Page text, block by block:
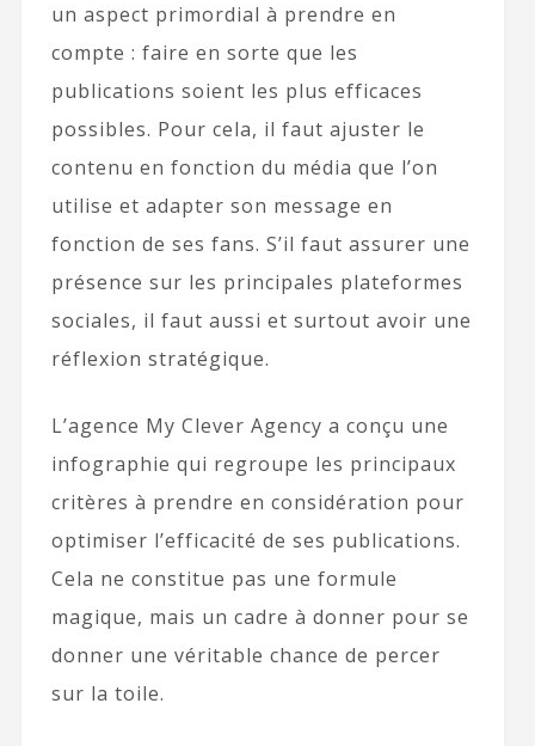
un aspect primordial à prendre en
compte : faire en sorte que les
publications soient les plus efficaces
possibles. Pour cela, il faut ajuster le
contenu en fonction du média que l’on
utilise et adapter son message en
fonction de ses fans. S’il faut assurer une
présence sur les principales plateformes
sociales, il faut aussi et surtout avoir une
réflexion stratégique.
L’agence My Clever Agency a conçu une
infographie qui regroupe les principaux
critères à prendre en considération pour
optimiser l’efficacité de ses publications.
Cela ne constitue pas une formule
magique, mais un cadre à donner pour se
donner une véritable chance de percer
sur la toile.